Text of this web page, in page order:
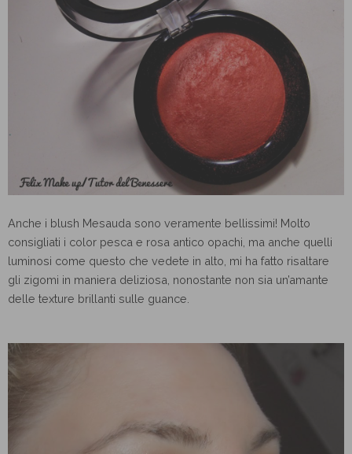
Anche i blush Mesauda sono veramente bellissimi! Molto
consigliati i color pesca e rosa antico opachi, ma anche quelli
luminosi come questo che vedete in alto, mi ha fatto risaltare
gli zigomi in maniera deliziosa, nonostante non sia un’amante
delle texture brillanti sulle guance.